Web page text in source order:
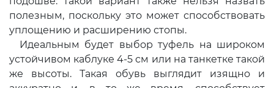
полезным, поскольку это может способствовать
уплощению и расширению стопы.
Идеальным будет выбор туфель на широком
устойчивом каблуке 4-5 см или на танкетке такой
же высоты. Такая обувь выглядит изящно и